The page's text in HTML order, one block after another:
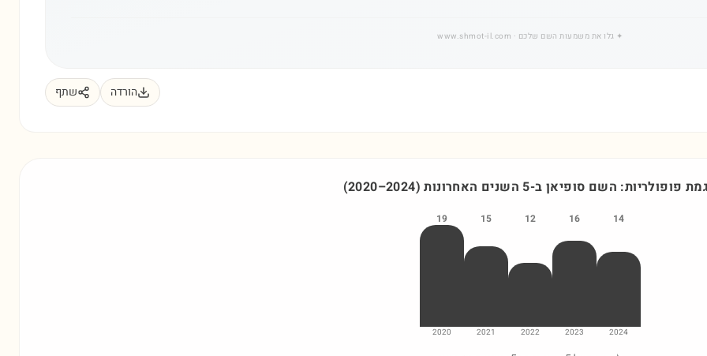
✦ גלו את משמעות השם שלכם · www.shmot-il.com
הורדה שתף
פופולריות: השם סופיאןב-5 השנים האחרונות (2020–2024)
14
2024
16
2023
12
2022
15
2021
19
2020